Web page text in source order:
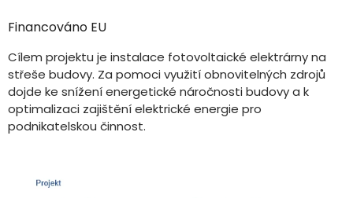
Financováno EU
Cílem projektu je instalace fotovoltaické elektrárny na
střeše budovy. Za pomoci využití obnovitelných zdrojů
dojde ke snížení energetické náročnosti budovy a k
optimalizaci zajištění elektrické energie pro
podnikatelskou činnost.